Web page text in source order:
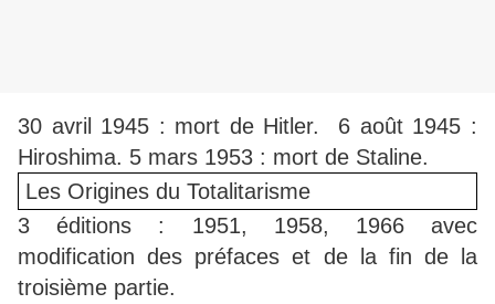
30 avril 1945 : mort de Hitler. 6 août 1945 :
Hiroshima. 5 mars 1953 : mort de Staline.
Les Origines du Totalitarisme
3 éditions : 1951, 1958, 1966 avec
modification des préfaces et de la fin de la
troisième partie.